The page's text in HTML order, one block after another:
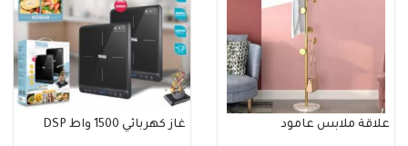
علاقة ملابس عامود غاز كهربائي 1500 واط DSP